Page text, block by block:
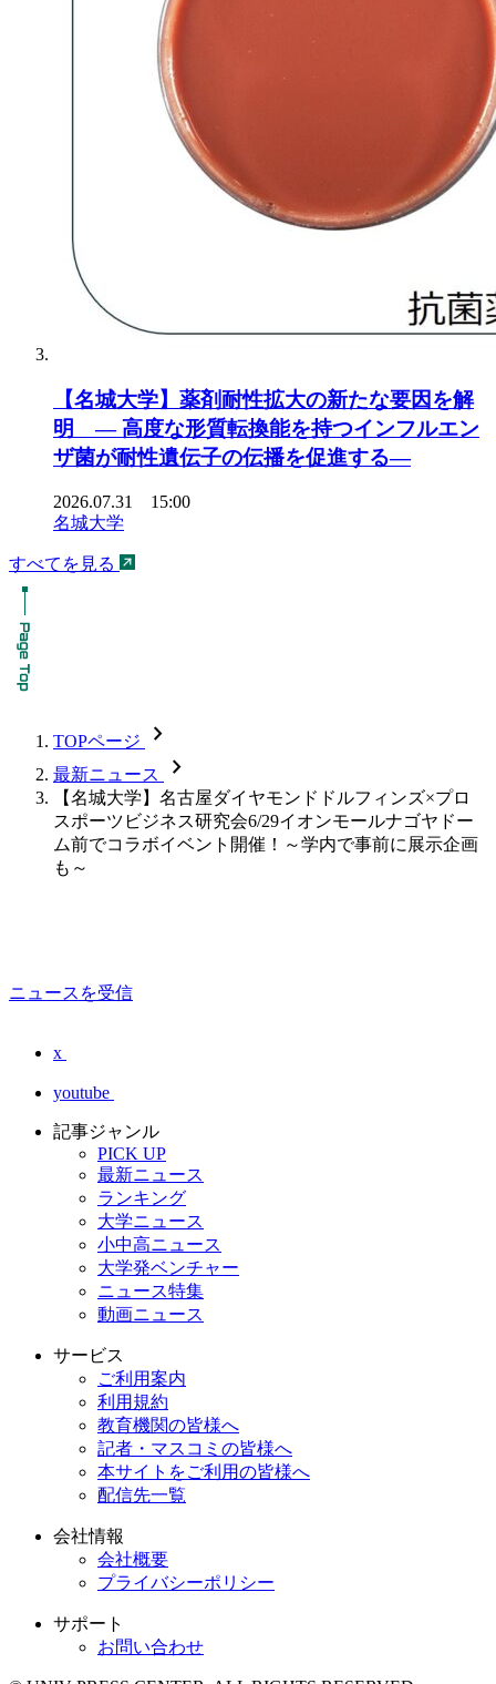
【名城大学】薬剤耐性拡大の新たな要因を解
明 ― 高度な形質転換能を持つインフルエン
ザ菌が耐性遺伝子の伝播を促進する―
2026.07.31 15:00
名城大学
すべてを見る
TOPページ chevron_forward
最新ニュース chevron_forward
【名城大学】名古屋ダイヤモンドドルフィンズ×プロ
スポーツビジネス研究会6/29イオンモールナゴヤドー
ム前でコラボイベント開催！～学内で事前に展示企画
も～
ニュースを受信
x
youtube
記事ジャンル
PICK UP
最新ニュース
ランキング
大学ニュース
小中高ニュース
大学発ベンチャー
ニュース特集
動画ニュース
サービス
ご利用案内
利用規約
教育機関の皆様へ
記者・マスコミの皆様へ
本サイトをご利用の皆様へ
配信先一覧
会社情報
会社概要
プライバシーポリシー
サポート
お問い合わせ